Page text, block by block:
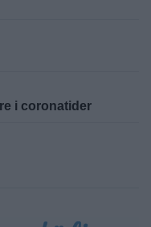
i coronatider